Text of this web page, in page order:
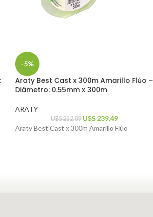
-5%
Araty Best Cast x 300m Amarillo Flúo –
Diámetro: 0.55mm x 300m
ARATY
U$S252.09 U$S 239.49
Araty Best Cast x 300m Amarillo Flúo